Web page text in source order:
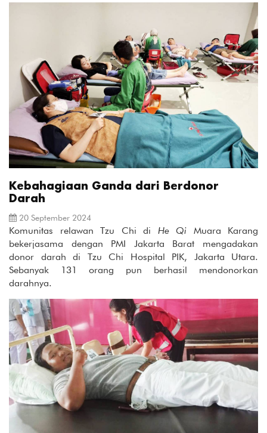
Kebahagiaan Ganda dari Berdonor
Darah
20 September 2024
Komunitas relawan Tzu Chi di HeQi Muara Karang
bekerjasama dengan PMI Jakarta Barat mengadakan
donor darah di Tzu Chi Hospital PIK, Jakarta Utara.
Sebanyak 131 orang pun berhasil mendonorkan
darahnya.